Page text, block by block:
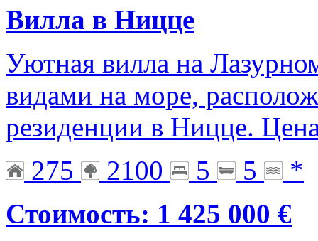
Вилла в Ницце
Уютная вилла на
видами на море,
резиденции в Ницце.
275
2100 5 5
*
Стоимость: 1 425 000 €